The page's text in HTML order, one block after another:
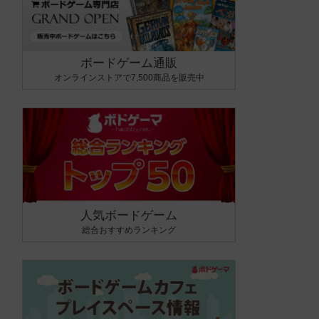
ボードゲーム通販
オンラインストアで7,500商品を販売中
人気ボードゲーム
総合おすすめランキング